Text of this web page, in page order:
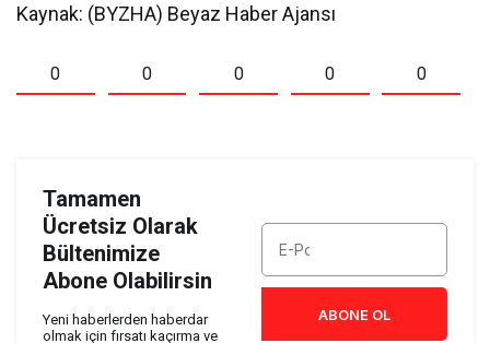
Kaynak: (BYZHA) Beyaz Haber Ajansı
0 0 0 0 0
Tamamen
Ücretsiz Olarak
Bültenimize
Abone Olabilirsin
Yeni haberlerden haberdar
olmak için fırsatı kaçırma ve
ABONE OL